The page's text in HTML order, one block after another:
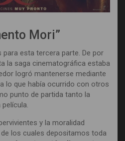
Mori”
esta tercera parte. De por
la saga cinematográfica estaba
logró mantenerse mediante
lo que había ocurrido con otros
punto de partida tanto la
y la moralidad
los cuales depositamos toda